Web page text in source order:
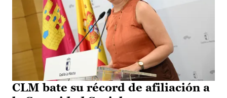
CLM bate su récord de afiliación a